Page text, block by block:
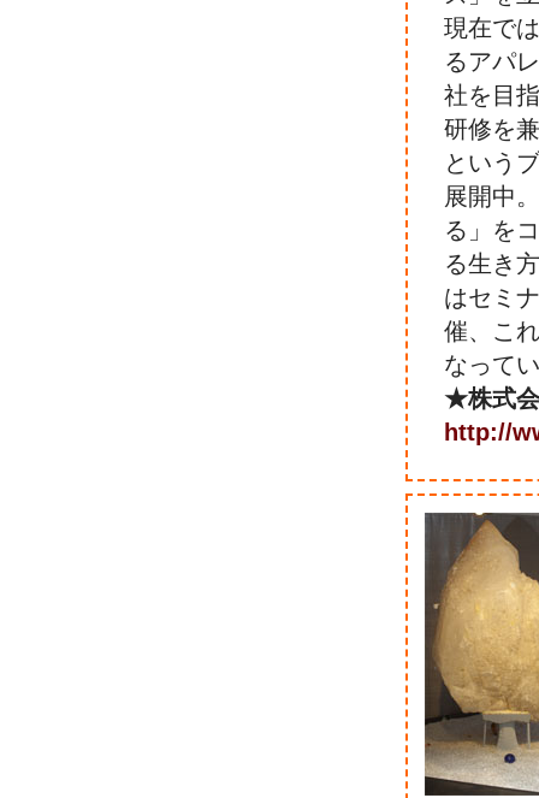
現在で
るアパ
社を目
研修を
という
展開中
る」を
る生き
はセミ
催、こ
なって
★株式
http://